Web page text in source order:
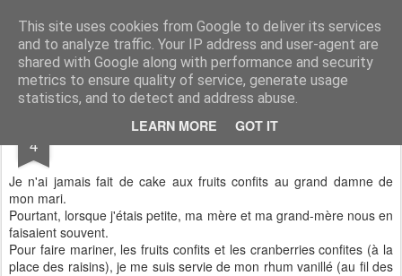
This site uses cookies from Google to deliver its services
and to analyze traffic. Your IP address and user-agent are
shared with Google along with performance and security
metrics to ensure quality of service, generate usage
statistics, and to detect and address abuse.
LEARN MORE GOT IT
Aux papilles by Virginie
4 Cake aux fruits confits
Je n'ai jamais fait de cake aux fruits confits au grand damne de
mon mari.
Pourtant, lorsque j'étais petite, ma mère et ma grand-mère nous en
faisaient souvent.
Pour faire mariner, les fruits confits et les cranberries confites (à la
place des raisins), je me suis servie de mon rhum vanillé (au fil des